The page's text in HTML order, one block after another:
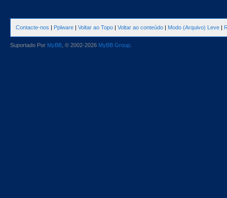
Contacte-nos | Pplware | Voltar ao Topo | Voltar ao conteúdo | Modo (Arquivo) Leve |
Suportado Por MyBB , © 2002-2026 MyBB Group